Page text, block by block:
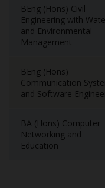
BEng (Hons) Civil
Engineering with
and Environmental
Management
BEng (Hons)
Communication
and Software
BA (Hons) Computer
Networking and
Education